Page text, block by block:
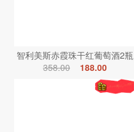
智利美斯赤霞珠干红葡萄酒2瓶
358.00
188.00